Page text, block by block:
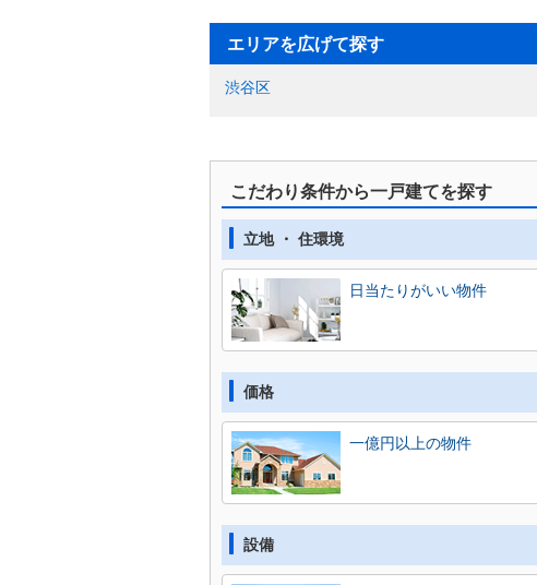
エリアを広げて探す
渋谷区
こだわり条件から一戸建てを探す
立地 ・ 住環境
日当たりがいい物件
価格
一億円以上の物件
設備